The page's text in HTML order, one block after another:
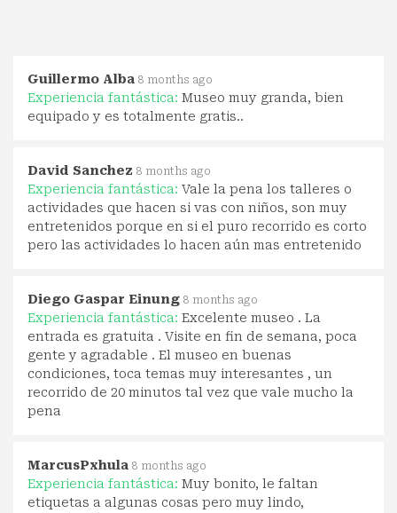
Guillermo Alba 8 months ago
Experiencia fantástica: Museo muy granda, bien
equipado y es totalmente gratis..
David Sanchez 8 months ago
Experiencia fantástica: Vale la pena los talleres o
actividades que hacen si vas con niños, son muy
entretenidos porque en si el puro recorrido es corto
pero las actividades lo hacen aún mas entretenido
Diego Gaspar Einung 8 months ago
Experiencia fantástica: Excelente museo . La
entrada es gratuita . Visite en fin de semana, poca
gente y agradable . El museo en buenas
condiciones, toca temas muy interesantes , un
recorrido de 20 minutos tal vez que vale mucho la
pena
MarcusPxhula 8 months ago
Experiencia fantástica: Muy bonito, le faltan
etiquetas a algunas cosas pero muy lindo,